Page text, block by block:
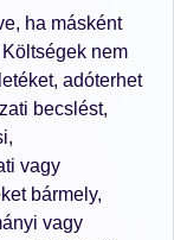
ha másként
nem
adóterhet
becslést,
vagy
bármely,
vagy